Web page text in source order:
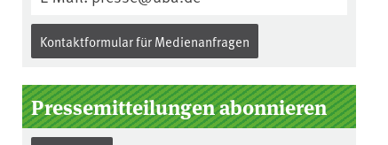
Kontaktformular für Medienanfragen
Pressemitteilungen abonnieren